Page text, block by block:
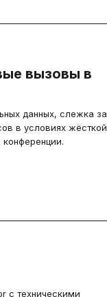
вызовы в
данных, слежка за
в условиях жёсткой
с техническими